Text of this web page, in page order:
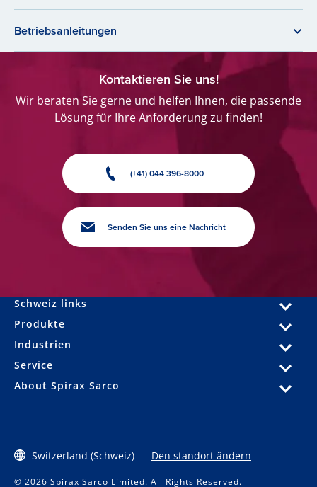
Betriebsanleitungen
Kontaktieren Sie uns!
Wir beraten Sie gerne und helfen Ihnen, die passende
Lösung für Ihre Anforderung zu finden!
(+41) 044 396-8000
Senden Sie uns eine Nachricht
Schweiz links
Produkte
Industrien
Service
About Spirax Sarco
Switzerland (Schweiz) Den standort ändern
© 2026 Spirax Sarco Limited. All Rights Reserved.